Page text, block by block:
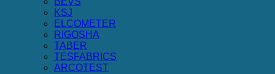
KSJ
ELCOMETER
RIGOSHA
TABER
TESFABRICS
ARCOTEST